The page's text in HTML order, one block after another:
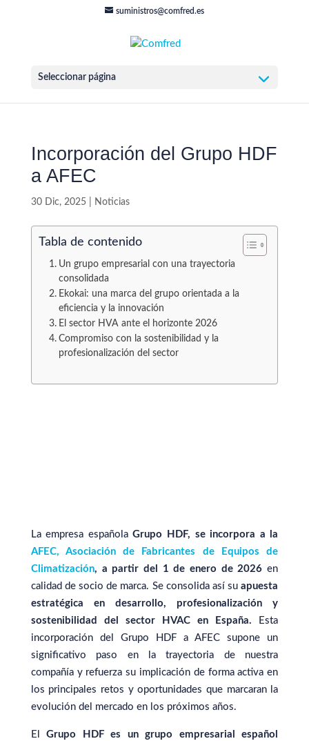
suministros@comfred.es
Seleccionar página
Incorporación del Grupo HDF
a AFEC
30 Dic, 2025| Noticias
Tabla de contenido
Un grupo empresarial con una trayectoria
consolidada
Ekokai: una marca del grupo orientada a la
eficiencia y la innovación
El sector HVA ante el horizonte 2026
Compromiso con la sostenibilidad y la
profesionalización del sector
La empresa españolaGrupo HDF, se incorpora a la
AFEC, Asociación de Fabricantes de Equipos de
Climatización, a partir del 1 de enero de 2026 en
calidad de socio de marca. Se consolida así suapuesta
estratégica en desarrollo, profesionalización y
sostenibilidad del sector HVAC en España. Esta
incorporación del Grupo HDF a AFEC supone un
significativo paso en la trayectoria de nuestra
compañía y refuerza su implicación de forma activa en
los principales retos y oportunidades que marcaran la
evolución del mercado en los próximos años.
ElGrupo HDF es un grupo empresarial español